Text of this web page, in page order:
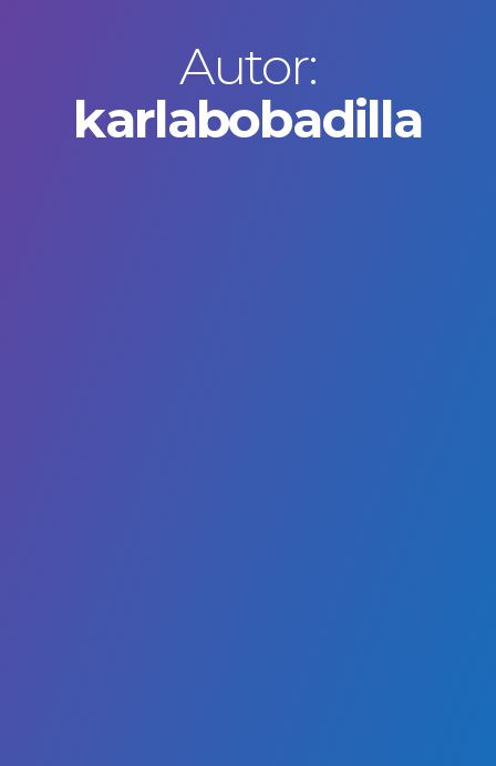
Autor:
karlabobadilla